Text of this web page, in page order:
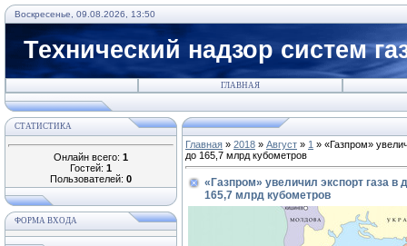
Воскресенье, 09.08.2026, 13:50
Технический надзор систем
ГЛАВНАЯ
СТАТИСТИКА
Онлайн всего: 1
Гостей: 1
Пользователей: 0
ФОРМА ВХОДА
Главная » 2018 » Август » 1 » «Газпром»
до 165,7 млрд кубометров
«Газпром» увеличил экспорт газа в
165,7 млрд кубометров